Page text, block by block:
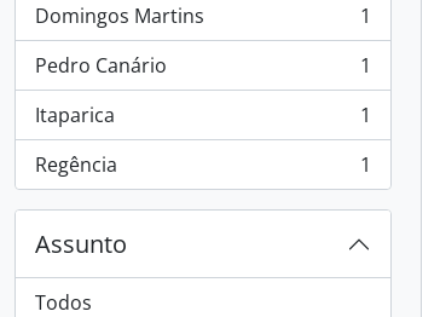
Domingos Martins
, 1 resultados
1
Pedro Canário
, 1 resultados
1
Itaparica
, 1 resultados
1
Regência
, 1 resultados 1
Assunto
Todos